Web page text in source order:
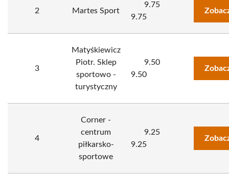
2 Martes Sport
9.75
9.75
3
Matyśkiewicz
Piotr. Sklep
sportowo -
turystyczny
9.50
9.50
4
Corner -
centrum
piłkarsko-
sportowe
9.25
9.25